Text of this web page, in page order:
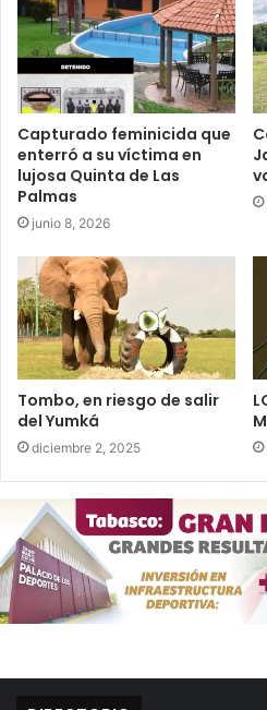
Capturado feminicida que
enterró a su víctima en
lujosa Quinta de Las
Palmas
junio 8, 2026
Tombo, en riesgo de salir
del Yumká
diciembre 2, 2025